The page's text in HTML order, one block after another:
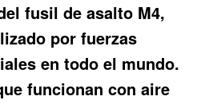
fusil de asalto M4,
por fuerzas
en todo el mundo.
funcionan con aire